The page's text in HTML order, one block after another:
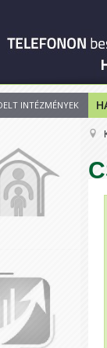
INTÉZMÉNYEK